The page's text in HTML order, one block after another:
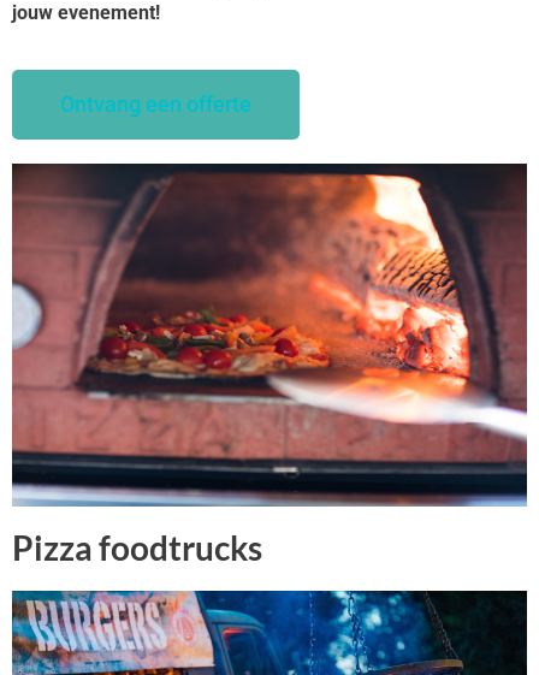
jouw evenement!
Ontvang een offerte
Pizza foodtrucks